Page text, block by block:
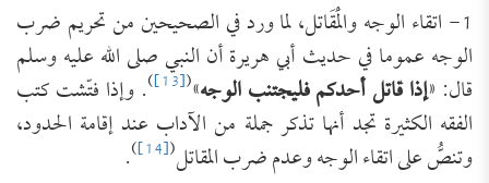
1- اتقاء الوجه والْمَقَاتل، لما ورد في الصحيحين من تحريم ضرب
الوجه عموما في حديث أبي هريرة أن النبي صلى الله عليه وسلم
قال: «إذا قاتل أحدكم فليجتنب الوجه»
(
[13]
). وإذا فتّشت كتب
الفقه الكثيرة تجد أنها تذكر جملة من الآداب عند إقامة الحدود،
وتنصُّ على اتقاء الوجه وعدم ضرب المقاتل(
[14]
)
.